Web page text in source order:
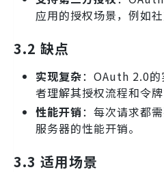
应用的授权场景，例如社
3.2 缺点
实现复杂：OAuth 2.0的
者理解其授权流程和令牌
性能开销：每次请求都
服务器的性能开销。
3.3 适用场景